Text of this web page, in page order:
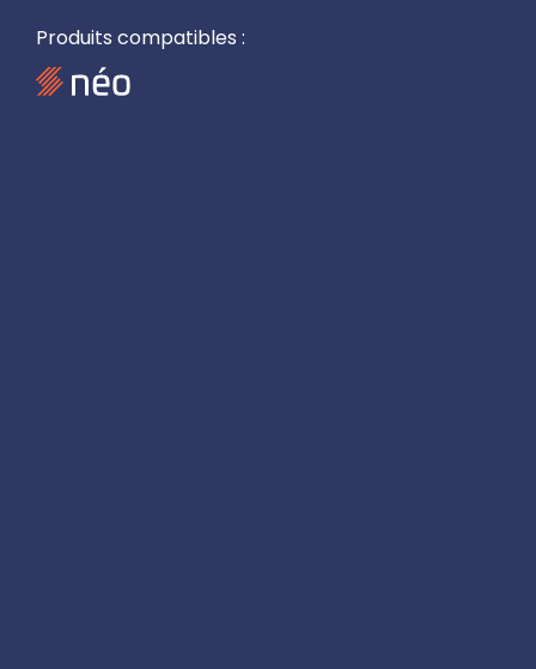
Produits compatibles :